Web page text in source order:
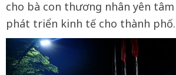
cho bà con thương nhân yên
phát triển kinh tế cho thành phố.